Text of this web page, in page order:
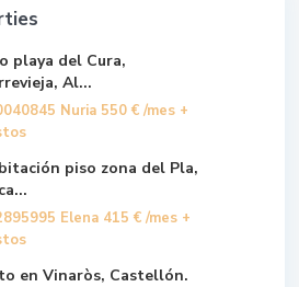
playa del Cura,
Al...
Nuria 550 € /mes +
piso zona del Pla,
Elena 415 € /mes +
en Vinaròs, Castellón.